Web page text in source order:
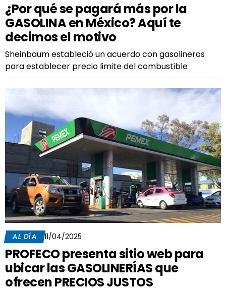
¿Por qué se pagará más por la
GASOLINA en México? Aquí te
decimos el motivo
Sheinbaum estableció un acuerdo con gasolineros
para establecer precio limite del combustible
AL DÍA 11/04/2025
PROFECO presenta sitio web para
ubicar las GASOLINERÍAS que
ofrecen PRECIOS JUSTOS